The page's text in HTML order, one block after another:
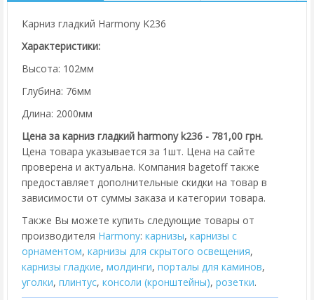
Карниз гладкий Harmony K236
Характеристики:
Высота: 102мм
Глубина: 76мм
Длина: 2000мм
Цена за карниз гладкий harmony k236 - 781,00 грн.
Цена товара указывается за 1шт. Цена на сайте
проверена и актуальна. Компания bagetoff также
предоставляет дополнительные скидки на товар в
зависимости от суммы заказа и категории товара.
Также Вы можете купить следующие товары от
производителя Harmony: карнизы, карнизы с
орнаментом, карнизы для скрытого освещения,
карнизы гладкие, молдинги, порталы для каминов,
уголки, плинтус, консоли (кронштейны), розетки.